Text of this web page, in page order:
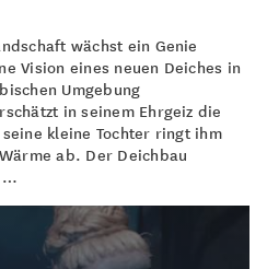
wächst ein Genie
Vision eines neuen Deiches in
Umgebung
in seinem Ehrgeiz die
kleine Tochter ringt ihm
ab. Der Deichbau
…